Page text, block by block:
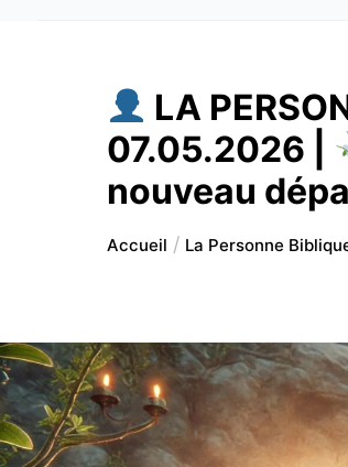
LA
07.05.2026 |
nouveau
Accueil La Personne